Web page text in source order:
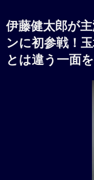
伊藤健太郎が
ンに初参戦！
とは違う一面